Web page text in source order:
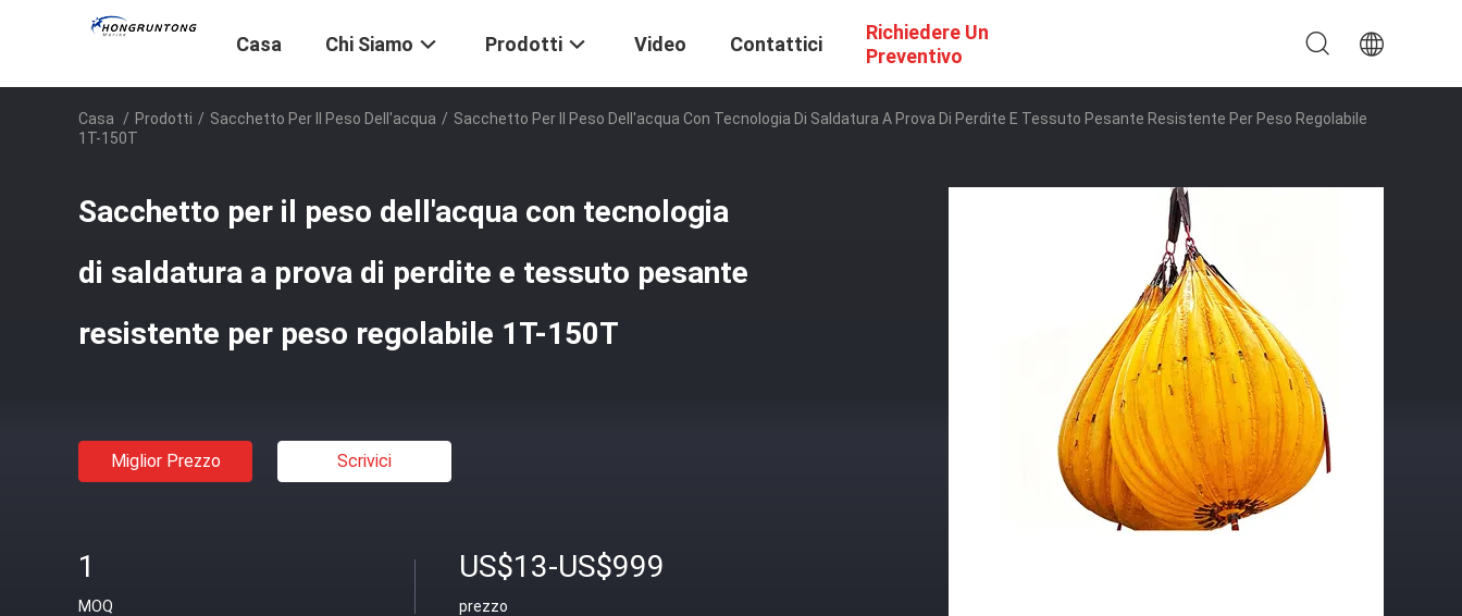
Casa Chi Siamo Prodotti Video Contattici
Richiedere Un
Preventivo
Casa / Prodotti / Sacchetto Per Il Peso Dell'acqua / Sacchetto Per Il Peso Dell'acqua Con Tecnologia Di Saldatura A Prova Di Perdite E Tessuto Pesante Resistente Per Peso Regolabile
1T-150T
Sacchetto per il peso dell'acqua con tecnologia
di saldatura a prova di perdite e tessuto pesante
resistente per peso regolabile 1T-150T
Miglior Prezzo Scrivici
1
MOQ
US$13-US$999
prezzo